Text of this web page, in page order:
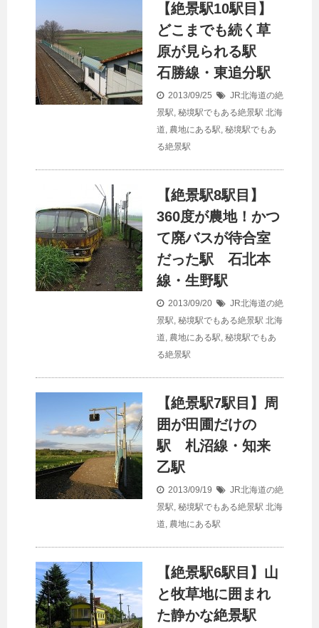
【絶景駅10駅目】
どこまでも続く草
原が見られる駅
石勝線・東追分駅
2013/09/25
JR北海道の絶
景駅, 秘境駅でもある絶景駅 北海
道, 農地にある駅, 秘境駅でもあ
る絶景駅
【絶景駅8駅目】
360度が農地！かつ
て廃バスが待合室
だった駅 石北本
線・生野駅
2013/09/20
JR北海道の絶
景駅, 秘境駅でもある絶景駅 北海
道, 農地にある駅, 秘境駅でもあ
る絶景駅
【絶景駅7駅目】周
囲が田圃だけの
駅 札沼線・知来
乙駅
2013/09/19
JR北海道の絶
景駅, 秘境駅でもある絶景駅 北海
道, 農地にある駅
【絶景駅6駅目】山
と牧草地に囲まれ
た静かな絶景駅